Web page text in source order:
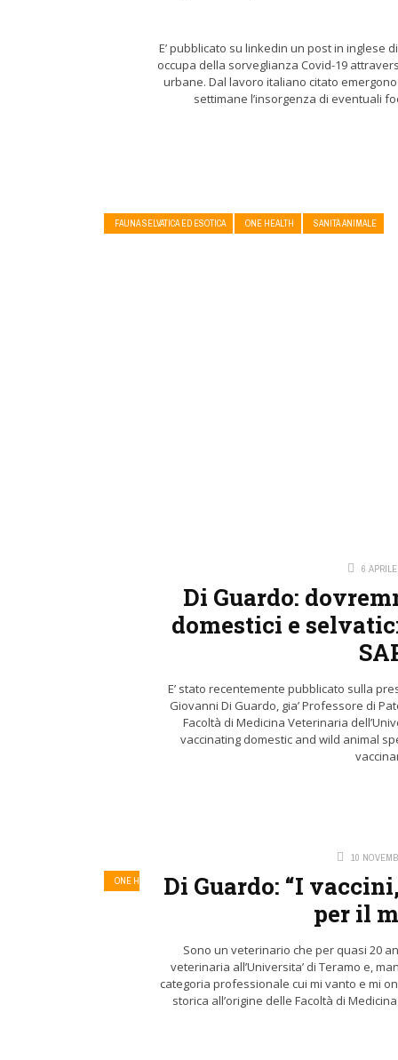
E’ pubblicato su linkedin un post in inglese
occupa della sorveglianza Covid-19
urbane. Dal lavoro italiano citato
settimane l’insorgenza di eventuali
FAUNA SELVATICA ED ESOTICA ONE HEALTH SANITÀ ANIMALE
6
Di Guardo:
domestici e
E’ stato recentemente pubblicato sulla
Giovanni Di Guardo, gia’ Professore di
Facoltà di Medicina Veterinaria
vaccinating domestic and wild animal
ONE HEALTH
10
Di Guardo: “I
per il
Sono un veterinario che per quasi 20
veterinaria all’Universita’ di Teramo e,
categoria professionale cui mi vanto e mi
storica all’origine delle Facoltà di